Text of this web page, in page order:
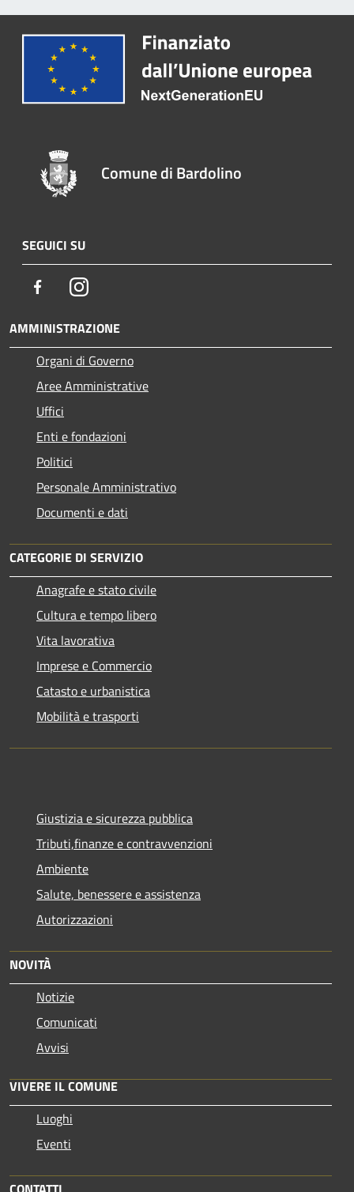
Comune di Bardolino
SEGUICI SU
FacebookInstagram
AMMINISTRAZIONE
Organi di Governo
Aree Amministrative
Uffici
Enti e fondazioni
Politici
Personale Amministrativo
Documenti e dati
CATEGORIE DI SERVIZIO
Anagrafe e stato civile
Cultura e tempo libero
Vita lavorativa
Imprese e Commercio
Catasto e urbanistica
Mobilità e trasporti
Giustizia e sicurezza pubblica
Tributi,finanze e contravvenzioni
Ambiente
Salute, benessere e assistenza
Autorizzazioni
NOVITÀ
Notizie
Comunicati
Avvisi
VIVERE IL COMUNE
Luoghi
Eventi